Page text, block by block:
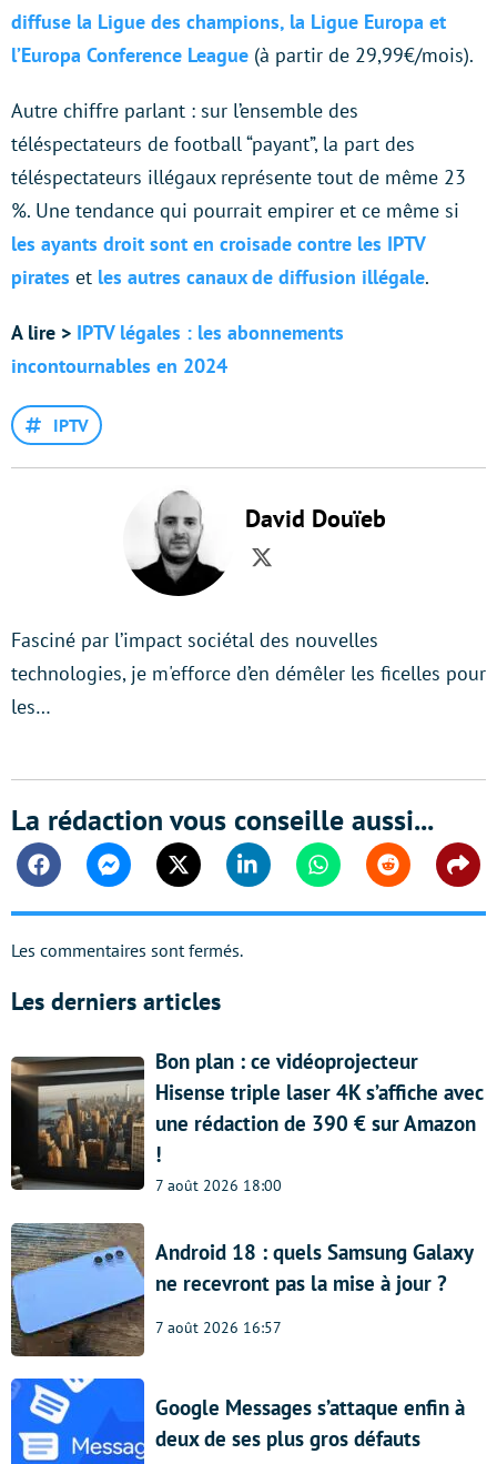
diffuse la Ligue des champions, la Ligue Europa et
l’Europa Conference League (à partir de 29,99€/mois).
Autre chiffre parlant : sur l’ensemble des
téléspectateurs de football “payant”, la part des
téléspectateurs illégaux représente tout de même 23
%. Une tendance qui pourrait empirer et ce même si
les ayants droit sont en croisade contre les IPTV
pirates et les autres canaux de diffusion illégale.
A lire > IPTV légales : les abonnements
incontournables en 2024
IPTV
David Douïeb
Twitter
Fasciné par l’impact sociétal des nouvelles
technologies, je m'efforce d’en démêler les ficelles pour
les…
La rédaction vous conseille aussi...
FacebookMessengerTwitter Linkedin WhatsappReddit
Les commentaires sont fermés.
Les derniers articles
Bon plan : ce vidéoprojecteur
Hisense triple laser 4K s’affiche avec
une rédaction de 390 € sur Amazon
!
7 août 2026 18:00
Android 18 : quels Samsung Galaxy
ne recevront pas la mise à jour ?
7 août 2026 16:57
Google Messages s’attaque enfin à
deux de ses plus gros défauts